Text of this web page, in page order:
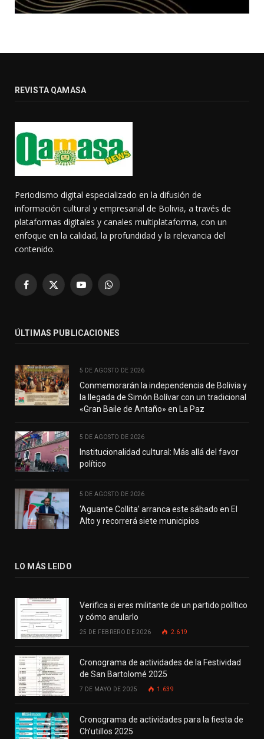
REVISTA QAMASA
Periodismo digital especializado en la difusión de
información cultural y empresarial de Bolivia, a través de
plataformas digitales y canales multiplataforma, con un
enfoque en la calidad, la profundidad y la relevancia del
contenido.
Facebook
X
YouTubeWhatsApp
ÚLTIMAS PUBLICACIONES
5 DE AGOSTO DE 2026
Conmemorarán la independencia de Bolivia y
la llegada de Simón Bolívar con un tradicional
«Gran Baile de Antaño» en La Paz
5 DE AGOSTO DE 2026
Institucionalidad cultural: Más allá del favor
político
5 DE AGOSTO DE 2026
‘Aguante Collita’ arranca este sábado en El
Alto y recorrerá siete municipios
LO MÁS LEIDO
Verifica si eres militante de un partido político
y cómo anularlo
25 DE FEBRERO DE 2026 2.619
Cronograma de actividades de la Festividad
de San Bartolomé 2025
7 DE MAYO DE 2025 1.639
Cronograma de actividades para la fiesta de
Ch’utillos 2025